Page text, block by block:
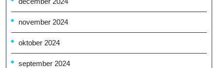
november 2024
oktober 2024
september 2024